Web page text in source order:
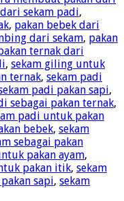
sekam padi,
, pakan bebek dari
dari sekam, pakan
ternak dari
, sekam giling untuk
ternak, sekam padi
padi pakan sapi,
sebagai pakan ternak,
padi untuk pakan
bebek, sekam
sebagai pakan
pakan ayam,
pakan itik, sekam
sapi, sekam